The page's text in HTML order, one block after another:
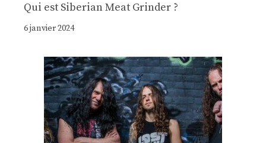
Qui est Siberian Meat Grinder ?
6 janvier 2024